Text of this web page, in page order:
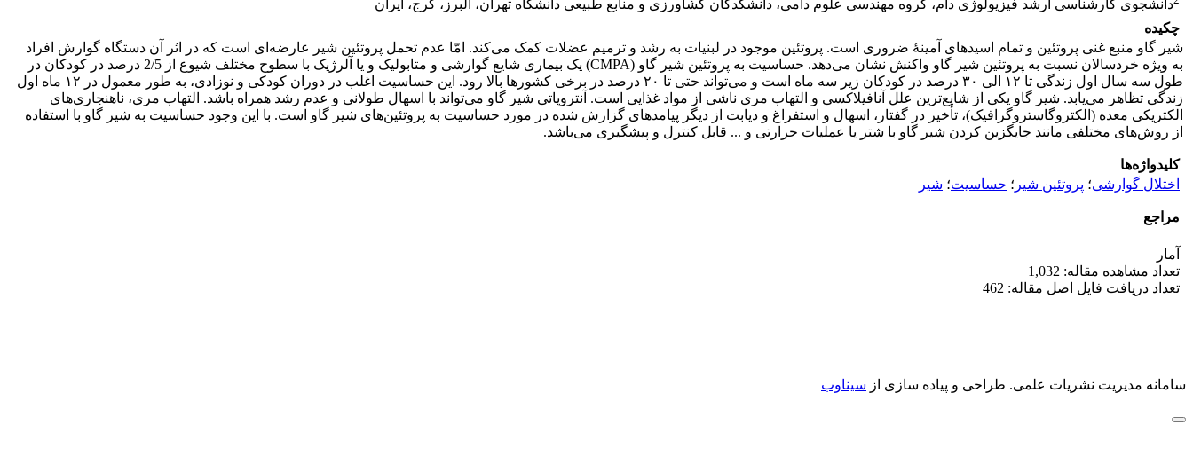
دانشجوی کارشناسی ارشد فیزیولوژی دام، گروه مهندسی علوم دامی، دانشکدگان کشاورزی و منابع طبیعی دانشگاه تهران، البرز، کرج، ایران
چکیده
شیر گاو منبع غنی پروتئین و تمام اسیدهای آمینۀ ضروری است. پروتئین موجود در لبنیات به رشد و ترمیم عضلات کمک می‌کند. امّا عدم تحمل پروتئین شیر عارضه‌ای است که در اثر آن دستگاه گوارش افراد
به ویژه خردسالان نسبت به پروتئین شیر گاو واکنش نشان می‌دهد. حساسیت به پروتئین شیر گاو (CMPA) یک بیماری شایع گوارشی و متابولیک و یا آلرژیک با سطوح مختلف شیوع از 2/5 درصد در کودکان در
طول سه سال اول زندگی تا ۱۲ الی ۳۰ درصد در کودکان زیر سه ماه است و می‌تواند حتی تا ۲۰ درصد در برخی کشورها بالا رود. این حساسیت اغلب در دوران کودکی و نوزادی، به طور معمول در ۱۲ ماه اول
زندگی تظاهر می‌یابد. شیر گاو یکی از شایع‌ترین علل آنافیلاکسی و التهاب مری ناشی از مواد غذایی است. آنتروپاتی شیر گاو می‌تواند با اسهال طولانی و عدم رشد همراه باشد. التهاب مری، ناهنجاری‌های
الکتریکی معده (الکتروگاستروگرافیک)، تأخیر در گفتار، اسهال و استفراغ و دیابت از دیگر پیامدهای گزارش شده در مورد حساسیت به پروتئین‌های شیر گاو است. با این وجود حساسیت به شیر گاو با استفاده
از روش‌های مختلفی مانند جایگزین کردن شیر گاو با شتر یا عملیات حرارتی و ... قابل کنترل و پیشگیری می‌باشد.
کلیدواژه‌ها
اختلال گوارشی؛ پروتئین شیر ؛ حساسیت؛ شیر
مراجع
آمار
تعداد مشاهده مقاله: 1,032
تعداد دریافت فایل اصل مقاله: 462
سامانه مدیریت نشریات علمی. طراحی و پیاده سازی از سیناوب